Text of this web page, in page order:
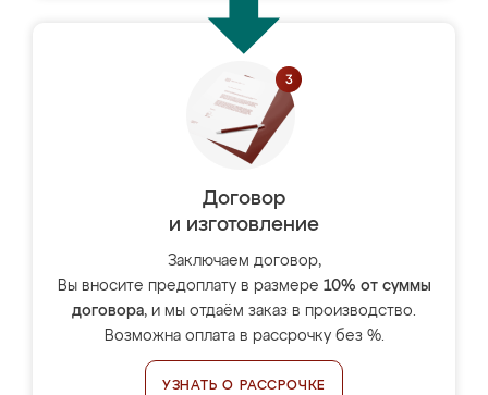
Договор
и изготовление
Заключаем договор,
Вы вносите предоплату в размере 10% от суммы
договора, и мы отдаём заказ в производство.
Возможна оплата в рассрочку без %.
УЗНАТЬ О РАССРОЧКЕ